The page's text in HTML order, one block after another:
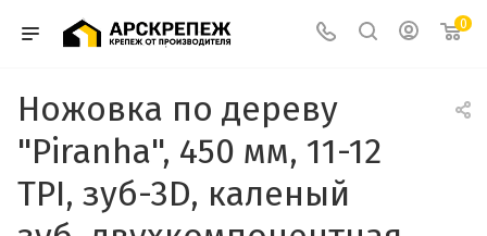
0
Ножовка по дереву
"Piranha", 450 мм, 11-12
TPI, зуб-3D, каленый